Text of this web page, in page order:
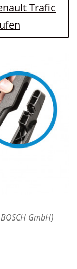
Trafic
GmbH)